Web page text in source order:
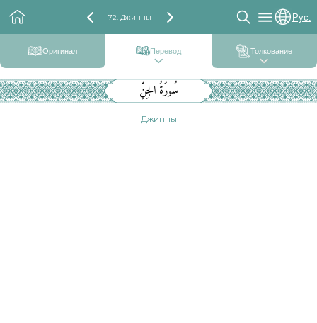
72. Джинны Рус.
Оригинал Перевод Толкование
سُورَةُ الجِنِّ
Джинны